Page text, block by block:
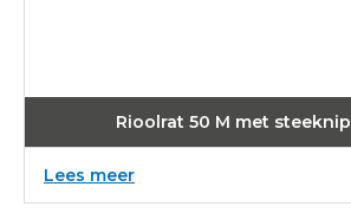
Rioolrat 50 M met
Lees meer:
Rioolrat
50